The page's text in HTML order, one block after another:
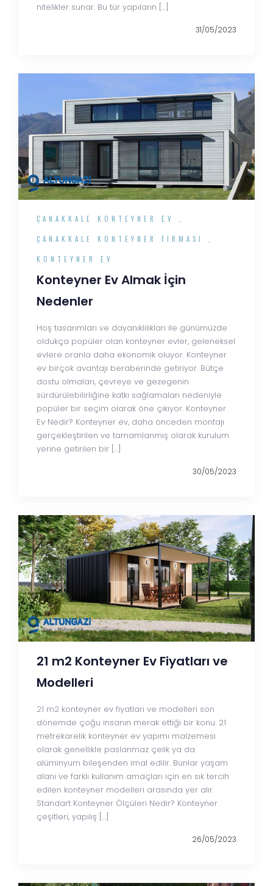
nitelikler sunar. Bu tür yapıların […]
31/05/2023
ÇANAKKALE KONTEYNER EV
ÇANAKKALE KONTEYNER FIRMASI
KONTEYNER EV
Konteyner Ev Almak İçin
Nedenler
Hoş tasarımları ve dayanıklılıkları ile günümüzde
oldukça popüler olan konteyner evler, geleneksel
evlere oranla daha ekonomik oluyor. Konteyner
ev birçok avantajı beraberinde getiriyor. Bütçe
dostu olmaları, çevreye ve gezegenin
sürdürülebilirliğine katkı sağlamaları nedeniyle
popüler bir seçim olarak öne çıkıyor. Konteyner
Ev Nedir? Konteyner ev, daha önceden montajı
gerçekleştirilen ve tamamlanmış olarak kurulum
yerine getirilen bir […]
30/05/2023
21 m2 Konteyner Ev Fiyatları ve
Modelleri
21 m2 konteyner ev fiyatları ve modelleri son
dönemde çoğu insanın merak ettiği bir konu. 21
metrekarelik konteyner ev yapımı malzemesi
olarak genellikle paslanmaz çelik ya da
alüminyum bileşenden imal edilir. Bunlar yaşam
alanı ve farklı kullanım amaçları için en sık tercih
edilen konteyner modelleri arasında yer alır.
Standart Konteyner Ölçüleri Nedir? Konteyner
çeşitleri, yapılış […]
26/05/2023